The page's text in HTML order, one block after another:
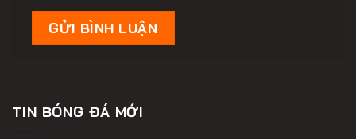
TIN BÓNG ĐÁ MỚI